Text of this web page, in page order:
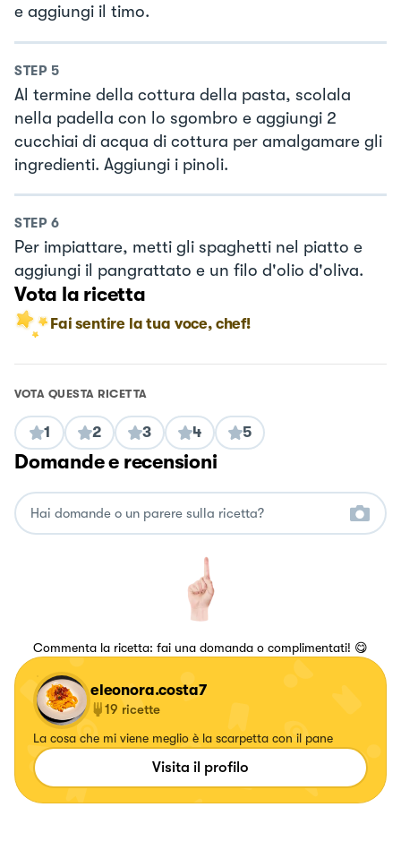
e aggiungi il timo.
STEP 5
Al termine della cottura della pasta, scolala
nella padella con lo sgombro e aggiungi 2
cucchiai di acqua di cottura per amalgamare gli
ingredienti. Aggiungi i pinoli.
STEP 6
Per impiattare, metti gli spaghetti nel piatto e
aggiungi il pangrattato e un filo d'olio d'oliva.
Vota la ricetta
Fai sentire la tua voce, chef!
VOTA QUESTA RICETTA
1 2 3 4 5
Domande e recensioni
Commenta la ricetta: fai una domanda o complimentati! 😋
eleonora.costa7
19 ricette
La cosa che mi viene meglio è la scarpetta con il pane
Visita il profilo